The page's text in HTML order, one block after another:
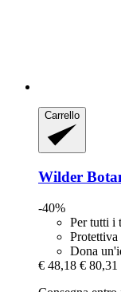
Carrello
Wilder
-40%
Per tutti i
Protettiva
Dona
€ 48,18 € 80,31